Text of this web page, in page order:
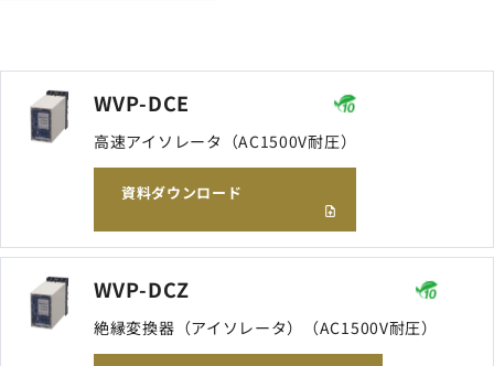
WVP-DCE
高速アイソレータ（AC1500V耐圧）
資料ダウンロード
WVP-DCZ
絶縁変換器（アイソレータ）（AC1500V耐圧）